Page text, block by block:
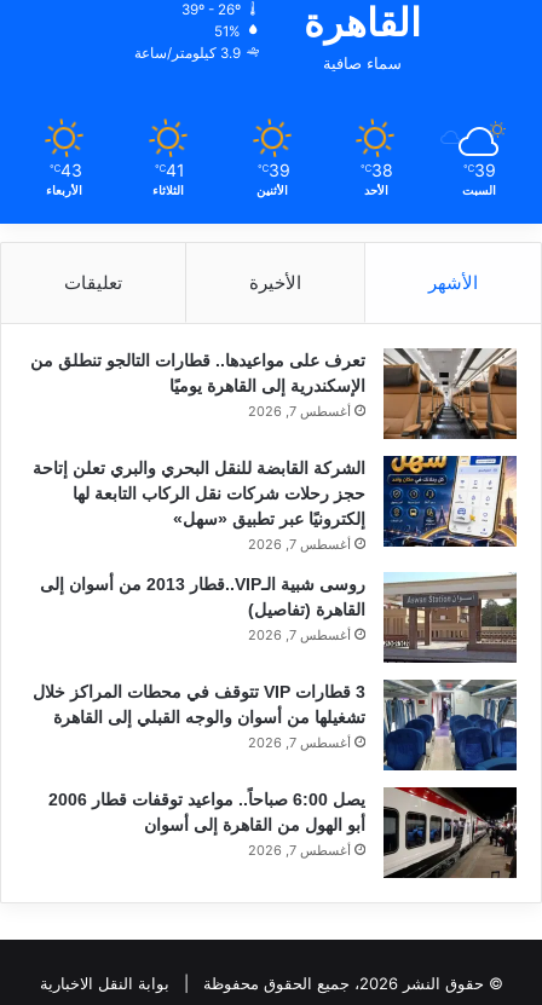
القاهرة
سماء صافية
39º - 26º
51%
3.9 كيلومتر/ساعة
39
℃
السبت
38
℃
الأحد
39
℃
الأثنين
41
℃
الثلاثاء
43
℃
الأربعاء
الأشهر الأخيرة تعليقات
تعرف على مواعيدها.. قطارات التالجو تنطلق من
الإسكندرية إلى القاهرة يوميًا
أغسطس 7, 2026
الشركة القابضة للنقل البحري والبري تعلن إتاحة
حجز رحلات شركات نقل الركاب التابعة لها
إلكترونيًا عبر تطبيق «سهل»
أغسطس 7, 2026
روسى شبية الـVIP..قطار 2013 من أسوان إلى
القاهرة (تفاصيل)
أغسطس 7, 2026
3 قطارات VIP تتوقف في محطات المراكز خلال
تشغيلها من أسوان والوجه القبلي إلى القاهرة
أغسطس 7, 2026
أبو الهول من القاهرة إلى أسوان
أغسطس 7, 2026
© حقوق النشر 2026، جميع الحقوق محفوظة | بوابة النقل الاخبارية